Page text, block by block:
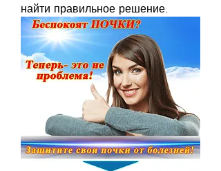
найти правильное решение.